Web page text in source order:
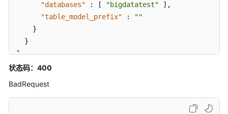
关
系
查
"databases"
: [ "bigdatatest" ] ,
"table_model_prefix"
:
""
}
}
}
状态码：400
BadRequest